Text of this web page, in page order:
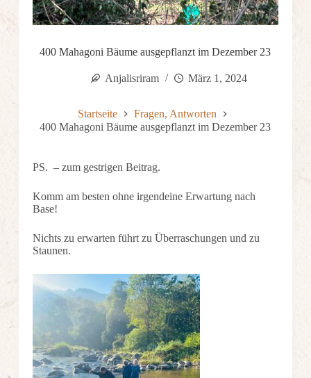
400 Mahagoni Bäume ausgepflanzt im Dezember 23
Anjalisriram März 1, 2024
Startseite
Fragen, Antworten
400 Mahagoni Bäume ausgepflanzt im Dezember 23
PS. – zum gestrigen Beitrag.
Komm am besten ohne irgendeine Erwartung nach
Base!
Nichts zu erwarten führt zu Überraschungen und zu
Staunen.